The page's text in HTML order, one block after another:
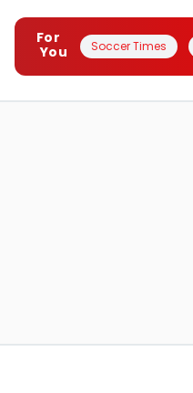
For
You
Soccer Times